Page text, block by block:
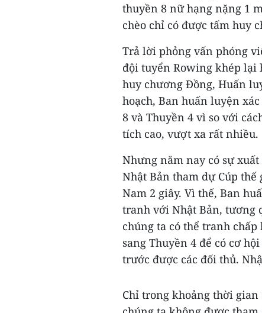
thuyền 8 nữ hạng nặng 1
chèo chỉ có được tấm huy
Trả lời phỏng vấn phóng
đội tuyển Rowing khép lại
huy chương Đồng, Huấn
hoạch, Ban huấn luyện
8 và Thuyền 4 vì so với
tích cao, vượt xa rất nhiều.
Nhưng năm nay có sự
Nhật Bản tham dự Cúp
Nam 2 giây. Vì thế, Ban
tranh với Nhật Bản, tương
chúng ta có thể tranh
sang Thuyền 4 để có cơ
trước được các đối thủ.
Chỉ trong khoảng thời